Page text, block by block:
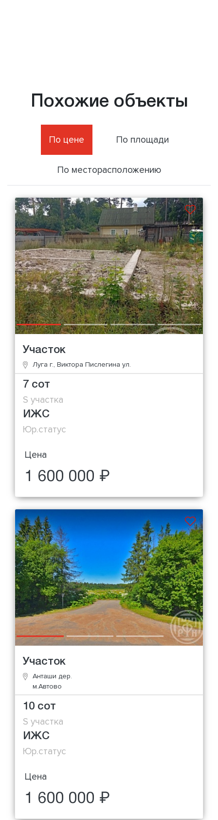
Похожие объекты
По цене По площади
По месторасположению
Участок
Луга г., Виктора Пислегина ул.
7 сот
S участка
ИЖС
Юр.статус
Цена
1 600 000 ₽
Участок
Анташи дер.
м.Автово
10 сот
S участка
ИЖС
Юр.статус
Цена
1 600 000 ₽